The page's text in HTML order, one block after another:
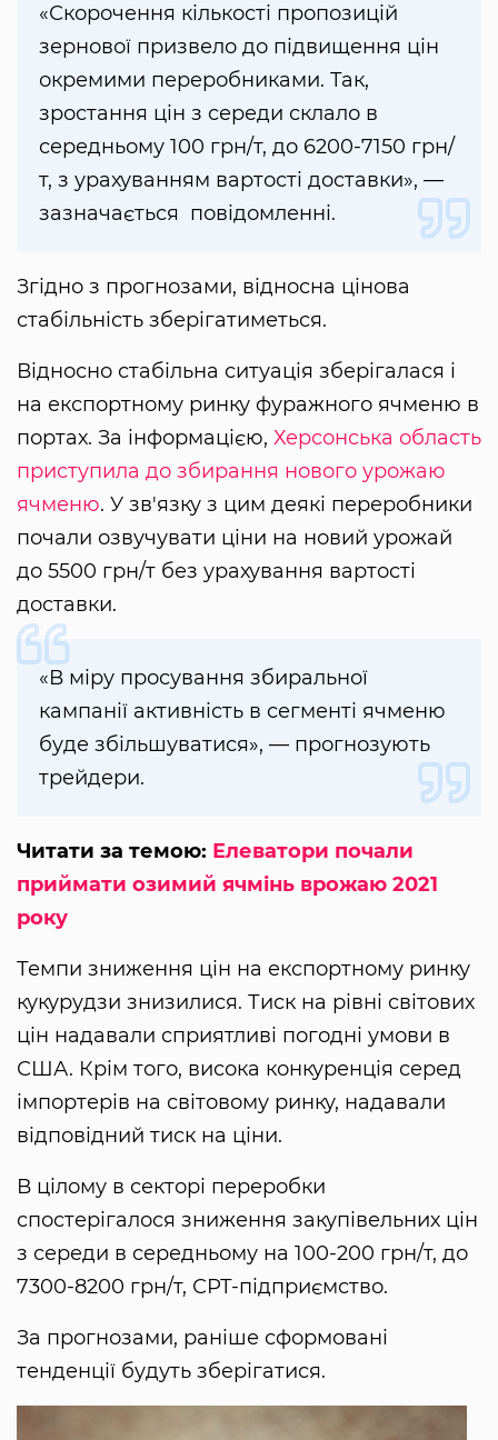
«Скорочення кількості пропозицій
зернової призвело до підвищення цін
окремими переробниками. Так,
зростання цін з середи склало в
середньому 100 грн/т, до 6200-7150 грн/
т, з урахуванням вартості доставки», —
зазначається повідомленні.
Згідно з прогнозами, відносна цінова
стабільність зберігатиметься.
Відносно стабільна ситуація зберігалася і
на експортному ринку фуражного ячменю в
портах. За інформацією, Херсонська область
приступила до збирання нового урожаю
ячменю. У зв'язку з цим деякі переробники
почали озвучувати ціни на новий урожай
до 5500 грн/т без урахування вартості
доставки.
«В міру просування збиральної
кампанії активність в сегменті ячменю
буде збільшуватися», — прогнозують
трейдери.
Читати за темою: Елеватори почали
приймати озимий ячмінь врожаю 2021
року
Темпи зниження цін на експортному ринку
кукурудзи знизилися. Тиск на рівні світових
цін надавали сприятливі погодні умови в
США. Крім того, висока конкуренція серед
імпортерів на світовому ринку, надавали
відповідний тиск на ціни.
В цілому в секторі переробки
спостерігалося зниження закупівельних цін
з середи в середньому на 100-200 грн/т, до
7300-8200 грн/т, СРТ-підприємство.
За прогнозами, раніше сформовані
тенденції будуть зберігатися.